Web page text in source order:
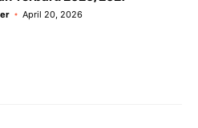
April 20, 2026